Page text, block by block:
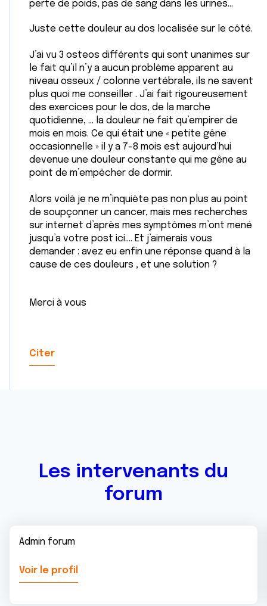
perte de poids, pas de sang dans les urines…
Juste cette douleur au dos localisée sur le côté.
J’ai vu 3 osteos différents qui sont unanimes sur
le fait qu’il n’y a aucun problème apparent au
niveau osseux / colonne vertébrale, ils ne savent
plus quoi me conseiller . J’ai fait rigoureusement
des exercices pour le dos, de la marche
quotidienne, … la douleur ne fait qu’empirer de
mois en mois. Ce qui était une « petite gêne
occasionnelle » il y a 7-8 mois est aujourd’hui
devenue une douleur constante qui me gêne au
point de m’empêcher de dormir.
Alors voilà je ne m’inquiète pas non plus au point
de soupçonner un cancer, mais mes recherches
sur internet d’après mes symptômes m’ont mené
jusqu’a votre post ici…. Et j’aimerais vous
demander : avez eu enfin une réponse quand à la
cause de ces douleurs , et une solution ?
Merci à vous
Citer
Les intervenants du
forum
Admin forum
Voir le profil